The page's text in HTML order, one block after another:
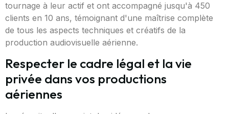
tournage à leur actif et ont accompagné jusqu'à 450
clients en 10 ans, témoignant d'une maîtrise complète
de tous les aspects techniques et créatifs de la
production audiovisuelle aérienne.
Respecter le cadre légal et la vie
privée dans vos productions
aériennes